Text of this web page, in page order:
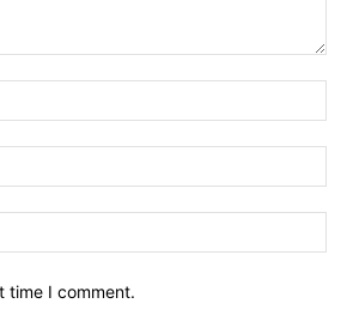
time I comment.